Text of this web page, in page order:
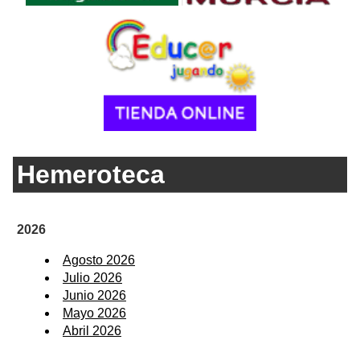
Hemeroteca
2026
Agosto 2026
Julio 2026
Junio 2026
Mayo 2026
Abril 2026